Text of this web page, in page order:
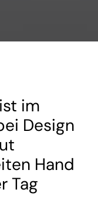
im
Design
Hand
Tag